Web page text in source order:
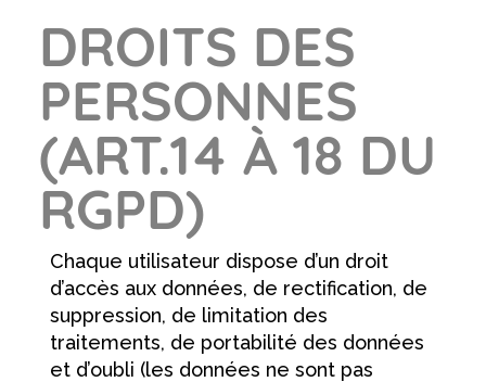
DROITS DES
PERSONNES
(ART.14 À 18 DU
RGPD)
Chaque utilisateur dispose d’un droit
d’accès aux données, de rectification, de
suppression, de limitation des
traitements, de portabilité des données
et d’oubli (les données ne sont pas